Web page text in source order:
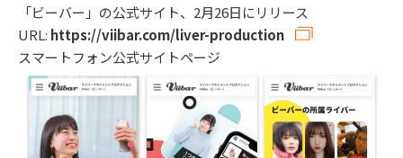
「ビーバー」の公式サイト、2月26日にリリース
URL: https://viibar.com/liver-production
スマートフォン公式サイトページ